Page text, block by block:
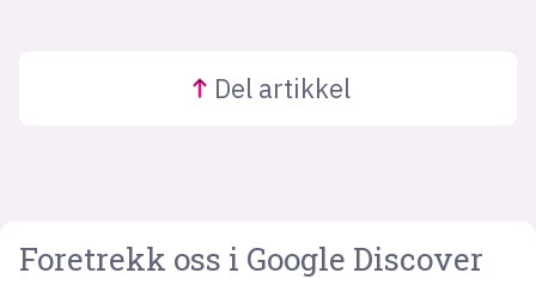
Del artikkel
Foretrekk oss i Google Discover